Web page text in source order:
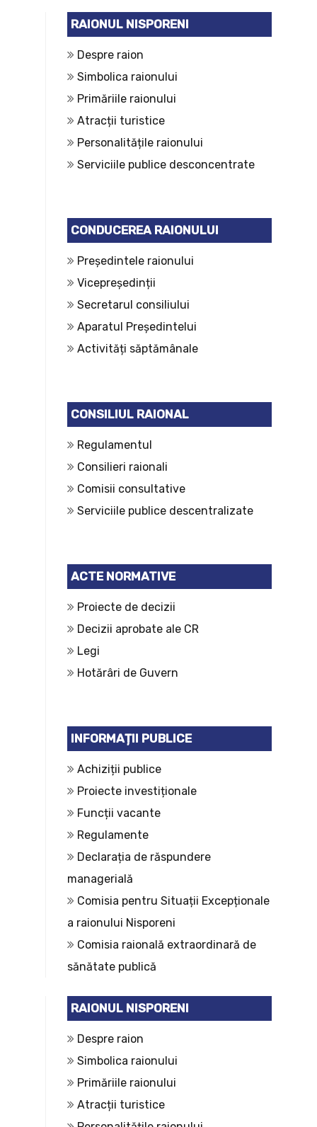
RAIONUL NISPORENI
Despre raion
Simbolica raionului
Primăriile raionului
Atracții turistice
Personalitățile raionului
Serviciile publice desconcentrate
CONDUCEREA RAIONULUI
Președintele raionului
Vicepreședinții
Secretarul consiliului
Aparatul Președintelui
Activități săptămânale
CONSILIUL RAIONAL
Regulamentul
Consilieri raionali
Comisii consultative
Serviciile publice descentralizate
ACTE NORMATIVE
Proiecte de decizii
Decizii aprobate ale CR
Legi
Hotărâri de Guvern
INFORMAȚII PUBLICE
Achiziții publice
Proiecte investiționale
Funcții vacante
Regulamente
Declarația de răspundere
managerială
Comisia pentru Situații Excepționale
a raionului Nisporeni
Comisia raională extraordinară de
sănătate publică
RAIONUL NISPORENI
Despre raion
Simbolica raionului
Primăriile raionului
Atracții turistice